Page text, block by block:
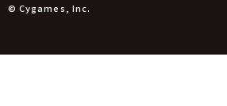
© Cygames, Inc.